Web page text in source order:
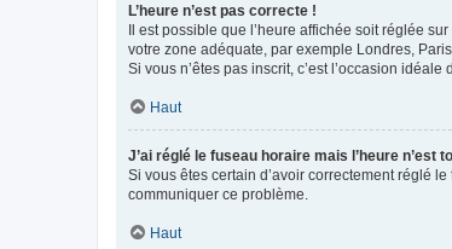
L’heure n’est pas correcte !
Il est possible que l’heure affichée soit réglée
votre zone adéquate, par exemple Londres,
Si vous n’êtes pas inscrit, c’est l’occasion idéale
Haut
J’ai réglé le fuseau horaire mais l’heure n’est
Si vous êtes certain d’avoir correctement réglé
communiquer ce problème.
Haut